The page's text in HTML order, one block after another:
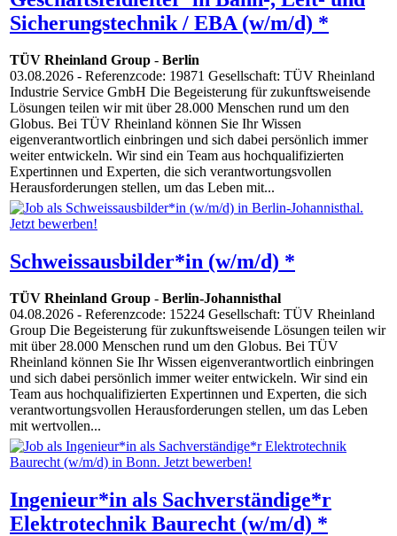
Sicherungstechnik / EBA (w/m/d) *
TÜV Rheinland Group - Berlin
03.08.2026 - Referenzcode: 19871 Gesellschaft: TÜV Rheinland
Industrie Service GmbH Die Begeisterung für zukunftsweisende
Lösungen teilen wir mit über 28.000 Menschen rund um den
Globus. Bei TÜV Rheinland können Sie Ihr Wissen
eigenverantwortlich einbringen und sich dabei persönlich immer
weiter entwickeln. Wir sind ein Team aus hochqualifizierten
Expertinnen und Experten, die sich verantwortungsvollen
Herausforderungen stellen, um das Leben mit...
Schweissausbilder*in (w/m/d) *
TÜV Rheinland Group - Berlin-Johannisthal
04.08.2026 - Referenzcode: 15224 Gesellschaft: TÜV Rheinland
Group Die Begeisterung für zukunftsweisende Lösungen teilen wir
mit über 28.000 Menschen rund um den Globus. Bei TÜV
Rheinland können Sie Ihr Wissen eigenverantwortlich einbringen
und sich dabei persönlich immer weiter entwickeln. Wir sind ein
Team aus hochqualifizierten Expertinnen und Experten, die sich
verantwortungsvollen Herausforderungen stellen, um das Leben
mit wertvollen...
Ingenieur*in als Sachverständige*r
Elektrotechnik Baurecht (w/m/d) *